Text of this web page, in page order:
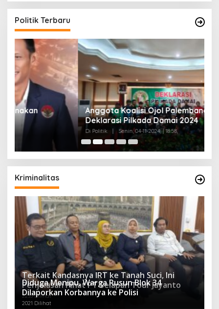
Politik Terbaru
Anggota Koalisi Ojol Palembang Menggelar
Deklarasi Pilkada Damai 2024
Di Politik Senin, 04-11-2024, | 18:58,
Kriminalitas
Terkait Kandasnya IRT ke Tanah Suci, Ini
Penjelasan Pihat PT Selapan Tour Jayanto
2233 Dilihat
Diduga Menipu, Warga Rusun Blok 34
Dilaporkan Korbannya ke Polisi
2021 Dilihat